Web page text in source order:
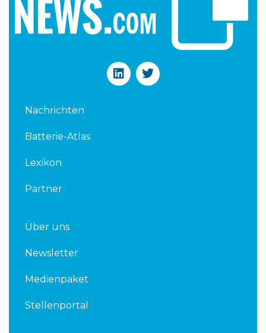
L
i
T
w
Nachrichten
Batterie-Atlas
Lexikon
Partner
Über uns
Newsletter
Medienpaket
Stellenportal